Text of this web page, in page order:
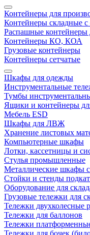
Контейнеры для
Контейнеры складные
Распашные контейнеры
Контейнеры КО, КОА
Грузовые контейнеры
Контейнеры сетчатые
Шкафы для одежды
Инструментальные
Тумбы
Ящики и контейнеры
Мебель ESD
Шкафы для ЛВЖ
Хранение листовых
Компьютерные шкафы
Лотки, кассетницы и
Стулья промышленные
Металлические шкафы
Стойки и стенды
Оборудование для
Грузовые тележки для
Тележки двухколесные
Тележки для баллонов
Тележки
Тележки для бочек